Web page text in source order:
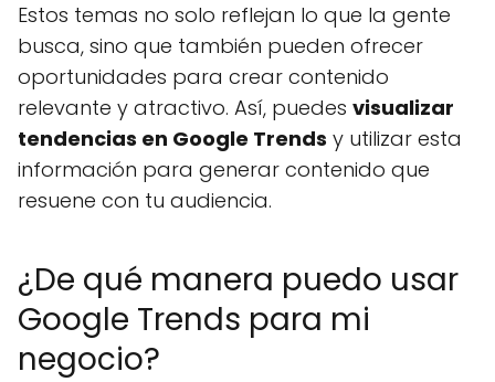
Estos temas no solo reflejan lo que la gente
busca, sino que también pueden ofrecer
oportunidades para crear contenido
relevante y atractivo. Así, puedes visualizar
tendencias en Google Trends y utilizar esta
información para generar contenido que
resuene con tu audiencia.
¿De qué manera puedo usar
Google Trends para mi
negocio?